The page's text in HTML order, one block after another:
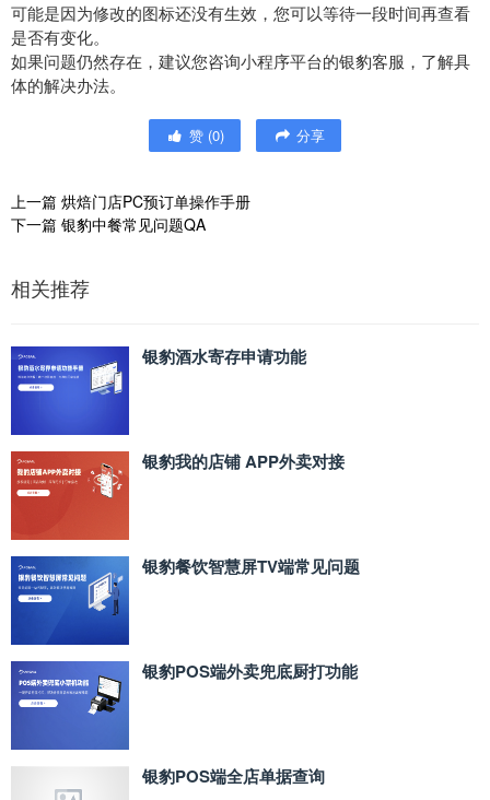
可能是因为修改的图标还没有生效，您可以等待一段时间再查看
是否有变化。
如果问题仍然存在，建议您咨询小程序平台的银豹客服，了解具
体的解决办法。
赞 (0) 分享
上一篇 烘焙门店PC预订单操作手册
下一篇 银豹中餐常见问题QA
相关推荐
银豹酒水寄存申请功能
银豹我的店铺 APP外卖对接
银豹餐饮智慧屏TV端常见问题
银豹POS端外卖兜底厨打功能
银豹POS端全店单据查询